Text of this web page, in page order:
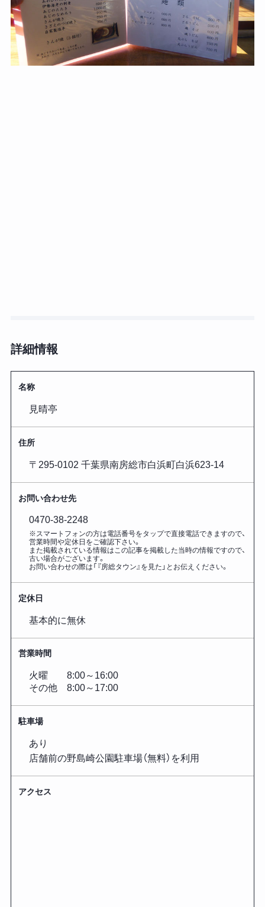
詳細情報
名称
見晴亭
住所
〒295-0102 千葉県南房総市白浜町白浜623-14
お問い合わせ先
0470-38-2248
※スマートフォンの方は電話番号をタップで直接電話できますので、
営業時間や定休日をご確認下さい。
また掲載されている情報はこの記事を掲載した当時の情報ですので、
古い場合がございます。
お問い合わせの際は「『房総タウン』を見た」とお伝えください。
定休日
基本的に無休
営業時間
火曜 8:00～16:00
その他 8:00～17:00
駐車場
あり
店舗前の野島崎公園駐車場（無料）を利用
アクセス